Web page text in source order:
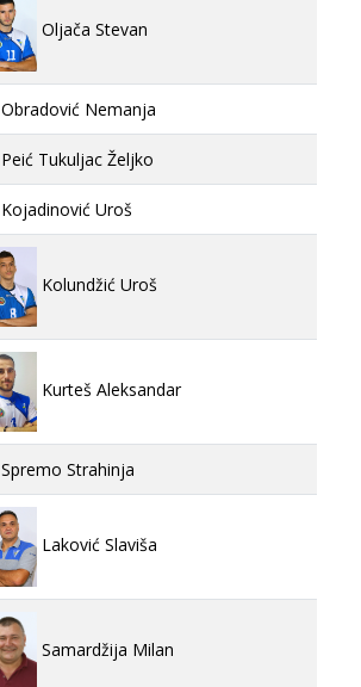
Oljača Stevan
Obradović Nemanja
Peić Tukuljac Željko
Kojadinović Uroš
Kolundžić Uroš
Kurteš Aleksandar
Spremo Strahinja
Laković Slaviša
Samardžija Milan